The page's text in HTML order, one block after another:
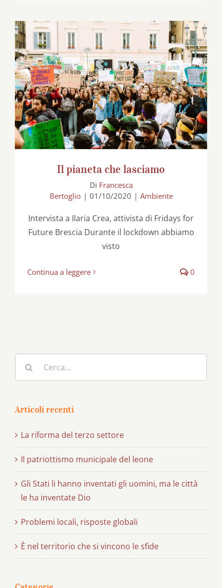
Il pianeta che lasciamo
Il pianeta che lasciamo
Di Francesca
Bertoglio | 01/10/2020 | Ambiente
Intervista a Ilaria Crea, attivista di Fridays for
Future Brescia Durante il lockdown abbiamo
visto
Continua a leggere 0
per:
Articoli recenti
La riforma del terzo settore
Il patriottismo municipale del leone
Gli Stati li hanno inventati gli uomini, ma le città
le ha inventate Dio
Problemi locali, risposte globali
È nel territorio che si vincono le sfide